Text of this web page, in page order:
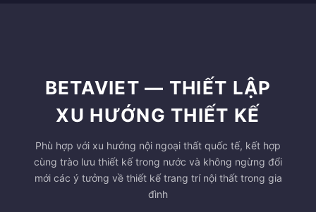
BETAVIET — THIẾT LẬP
XU HƯỚNG THIẾT KẾ
Phù hợp với xu hướng nội ngoại thất quốc tế, kết hợp
cùng trào lưu thiết kế trong nước và không ngừng đổi
mới các ý tưởng về thiết kế trang trí nội thất trong gia
đình